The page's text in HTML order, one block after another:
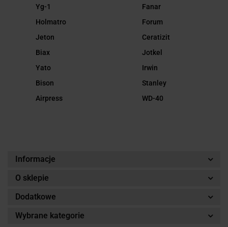
Yg-1
Holmatro
Jeton
Biax
Yato
Bison
Airpress
Fanar
Forum
Ceratizit
Jotkel
Irwin
Stanley
WD-40
Informacje
O sklepie
Dodatkowe
Wybrane kategorie